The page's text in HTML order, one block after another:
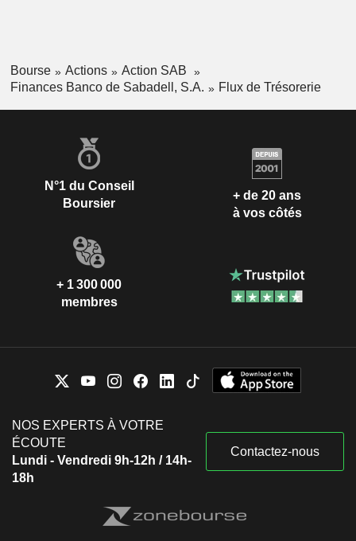
Bourse Actions
Action SAB
Finances Banco de Sabadell, S.A.
Flux de Trésorerie
N°1 du Conseil
Boursier
+ de 20 ans
à vos côtés
+ 1 300 000
membres
NOS EXPERTS À VOTRE
ÉCOUTE
Lundi - Vendredi 9h-12h / 14h-
18h
Contactez-nous